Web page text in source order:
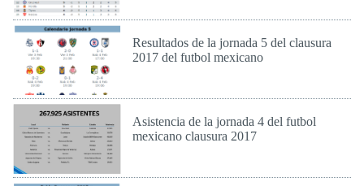
Resultados de la jornada 5 del clausura
2017 del futbol mexicano
Asistencia de la jornada 4 del futbol
mexicano clausura 2017